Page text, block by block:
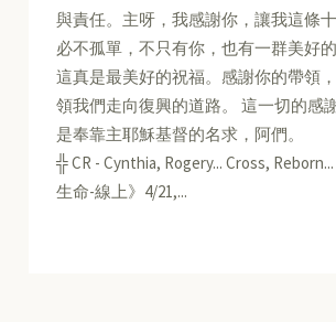
與責任。主呀，我感謝你，讓我這條
必不孤單，不只有你，也有一群美好
這真是最美好的祝福。感謝你的帶領
領我們走向復興的道路。 這一切的感
是奉靠主耶穌基督的名求，阿們。
╬ CR - Cynthia, Rogery... Cross,
生命-線上》4/21,...